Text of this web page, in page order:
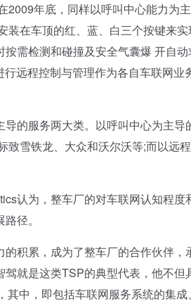
2009年底，同样以呼叫中心能力为
在车顶的红、蓝、白三个按键来实
需检测和碰撞及安全气囊爆 开自动
远程控制与管理作为各自车联网业
的服务两大类。以呼叫中心为主导
致雪铁龙、大众和沃尔沃等;而以远
认为，整车厂的对车联网认知程度
径。
积累，成为了整车厂的合作伙伴，
就是这类TSP的典型代表，他不但
其中，即包括车联网服务系统的集成